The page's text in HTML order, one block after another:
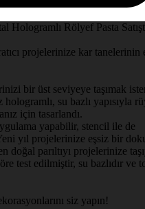
Hologramlı Rölyef Pasta
projelerinize kar tanelerinin
bir üst seviyeye taşımak
su bazlı yapısıyla
için tasarlandı.
yapabilir, stencil ile de
yıl projelerinize eşsiz bir
doğal parıltıyı projelerinize
test edilmiştir, su bazlıdır ve
siz yapın!